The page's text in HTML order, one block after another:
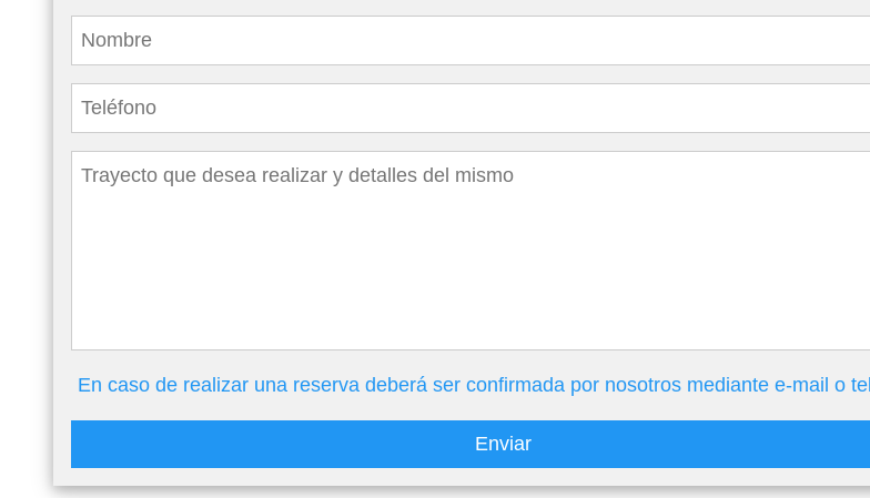
En caso de realizar una reserva deberá ser confirmada por nosotros mediante e-mail o
Enviar